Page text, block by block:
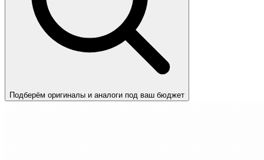
Подберём оригиналы и аналоги под ваш бюджет